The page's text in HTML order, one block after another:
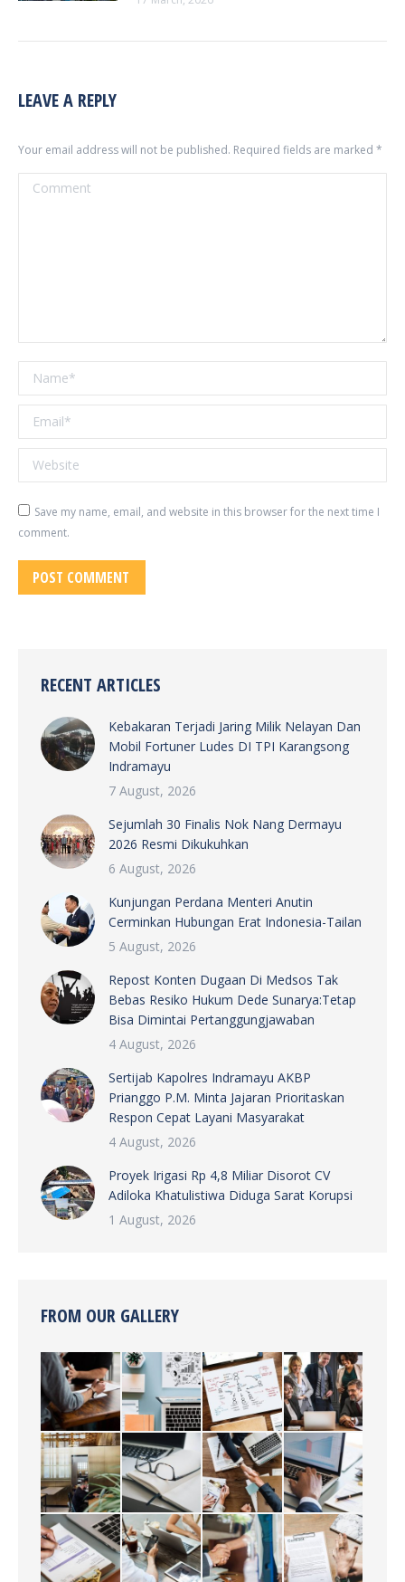
LEAVE A REPLY
Your email address will not be published. Required fields are marked *
Comment
Name *
Email *
Website
Save my name, email, and website in this browser for the next time I
comment.
POST COMMENT
RECENT ARTICLES
Kebakaran Terjadi Jaring Milik Nelayan Dan
Mobil Fortuner Ludes DI TPI Karangsong
Indramayu
7 August, 2026
Sejumlah 30 Finalis Nok Nang Dermayu
2026 Resmi Dikukuhkan
6 August, 2026
Kunjungan Perdana Menteri Anutin
Cerminkan Hubungan Erat Indonesia-Tailan
5 August, 2026
Repost Konten Dugaan Di Medsos Tak
Bebas Resiko Hukum Dede Sunarya:Tetap
Bisa Dimintai Pertanggungjawaban
4 August, 2026
Sertijab Kapolres Indramayu AKBP
Prianggo P.M. Minta Jajaran Prioritaskan
Respon Cepat Layani Masyarakat
4 August, 2026
Proyek Irigasi Rp 4,8 Miliar Disorot CV
Adiloka Khatulistiwa Diduga Sarat Korupsi
1 August, 2026
FROM OUR GALLERY